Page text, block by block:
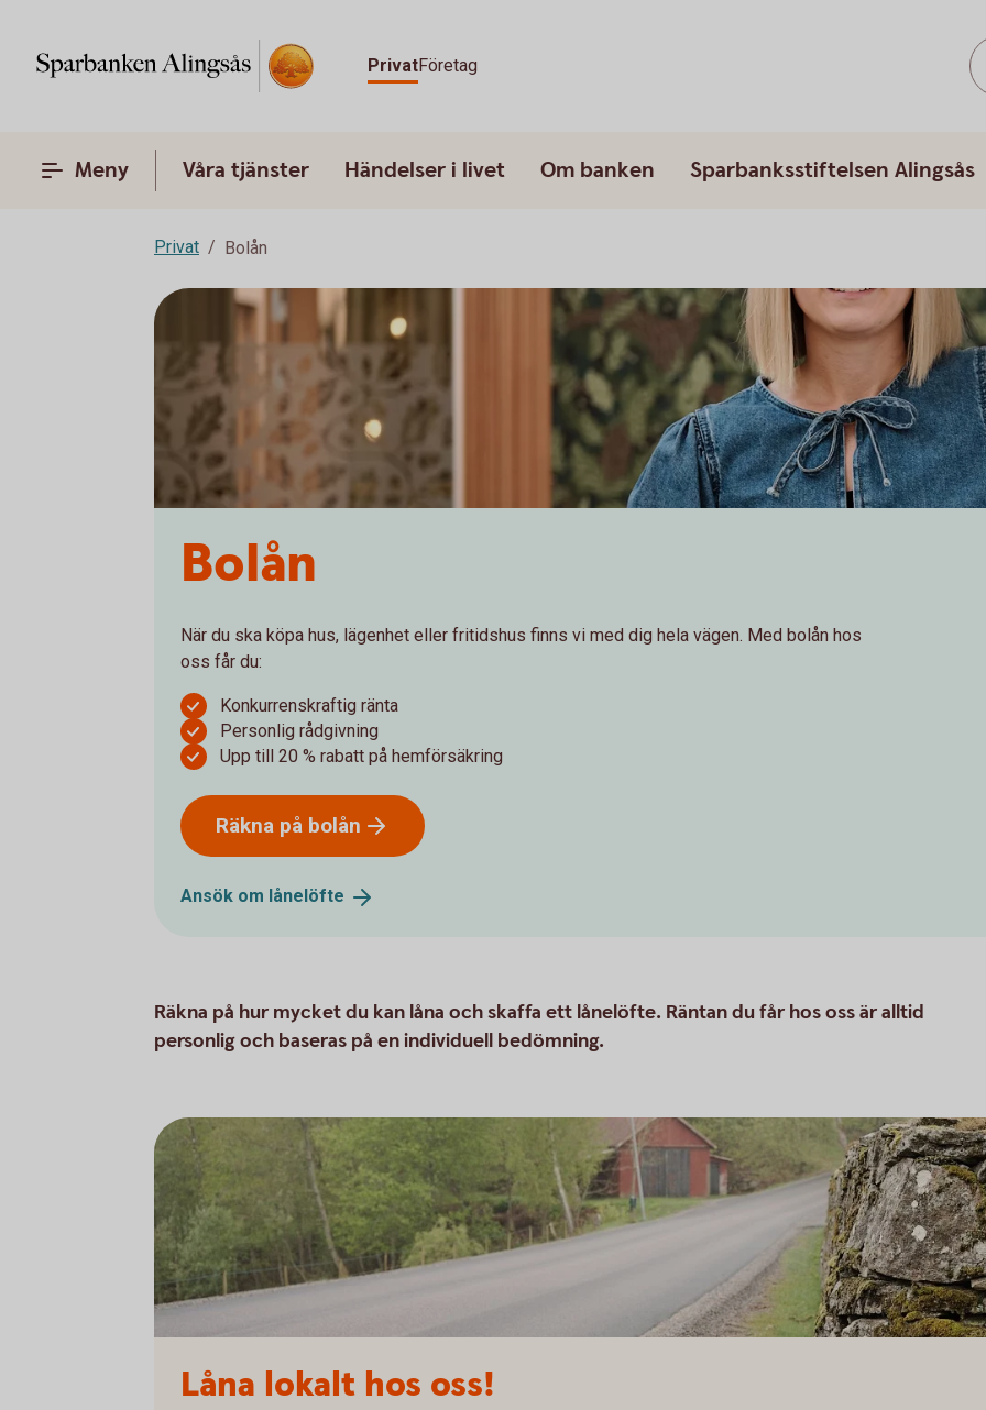
PrivatFöretag
Meny Våra tjänster Händelser i livet Om banken Sparbanksstiftelsen Alingsås
Privat Bolån
Bolån
När du ska köpa hus, lägenhet eller fritidshus finns vi med dig hela vägen. Med bolån hos
oss får du:
Konkurrenskraftig ränta
Personlig rådgivning
Upp till 20 % rabatt på hemförsäkring
Räkna på bolån
Ansök om lånelöfte
Räkna på hur mycket du kan låna och skaffa ett lånelöfte. Räntan du får hos oss är alltid
personlig och baseras på en individuell bedömning.
Låna lokalt hos oss!